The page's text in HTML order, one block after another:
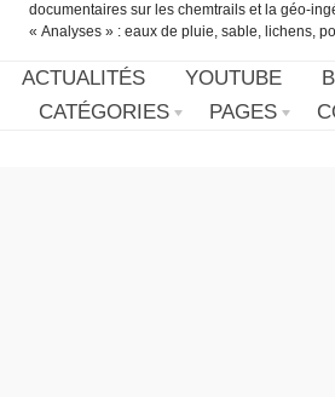
documentaires sur les chemtrails et la géo-
« Analyses » : eaux de pluie, sable, lichens,
ACTUALITÉS YOUTUBE
CATÉGORIES PAGES